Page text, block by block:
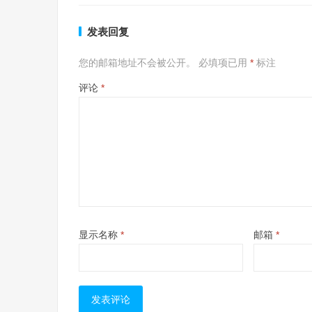
发表回复
您的邮箱地址不会被公开。 必填项已用 * 标注
评论 *
显示名称 * 邮箱 *